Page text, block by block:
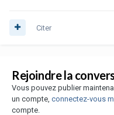
Citer
Rejoindre la
Vous pouvez publier
un compte, connectez-vous
compte.